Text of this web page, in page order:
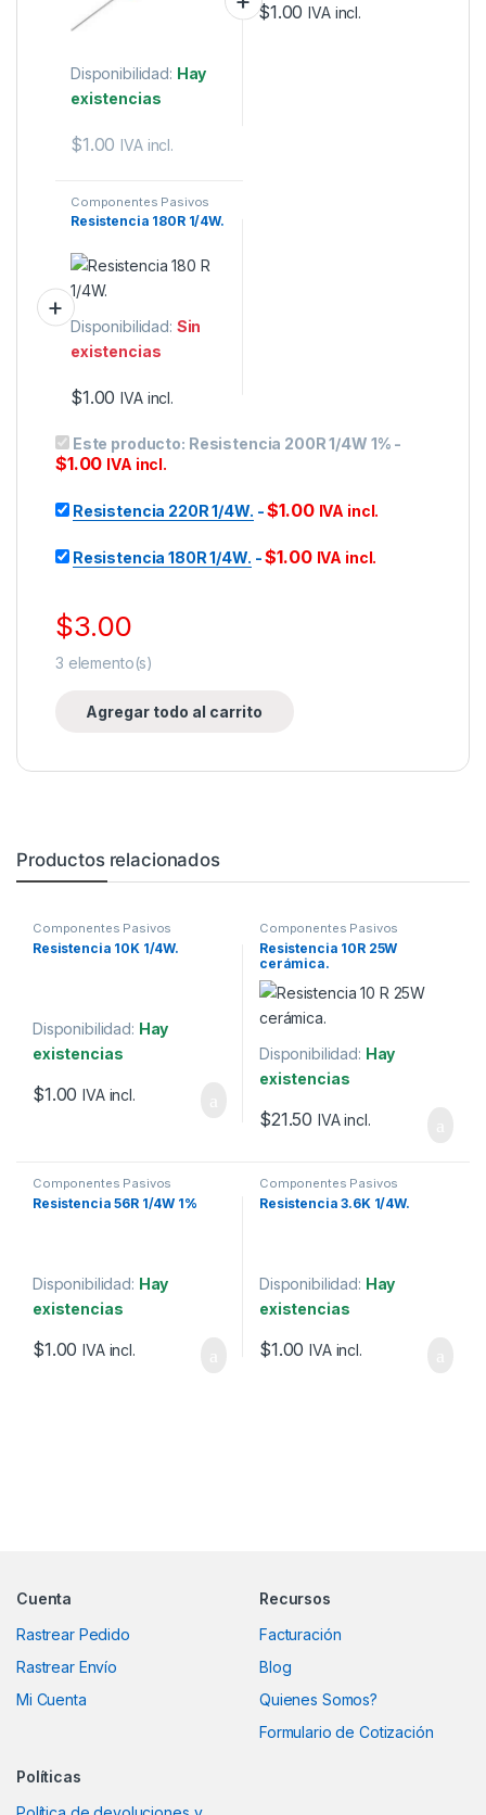
Disponibilidad: Hay
existencias
$1.00 IVA incl.
$1.00 IVA incl.
Componentes Pasivos
Resistencia 180R 1/4W.
Disponibilidad: Sin
existencias
$1.00 IVA incl.
Este producto: Resistencia 200R 1/4W 1% -
$1.00 IVA incl.
Resistencia 220R 1/4W. -$1.00 IVA incl.
Resistencia 180R 1/4W. -$1.00 IVA incl.
$3.00
3 elemento(s)
Agregar todo al carrito
Productos relacionados
Componentes Pasivos
Resistencia 10K 1/4W.
Disponibilidad: Hay
existencias
$1.00 IVA incl.
Componentes Pasivos
Resistencia 10R 25W
cerámica.
Disponibilidad: Hay
existencias
$21.50 IVA incl.
Componentes Pasivos
Resistencia 56R 1/4W 1%
Disponibilidad: Hay
existencias
$1.00 IVA incl.
Componentes Pasivos
Resistencia 3.6K 1/4W.
Disponibilidad: Hay
existencias
$1.00 IVA incl.
Cuenta
Rastrear Pedido
Rastrear Envío
Mi Cuenta
Recursos
Facturación
Blog
Quienes Somos?
Formulario de Cotización
Políticas